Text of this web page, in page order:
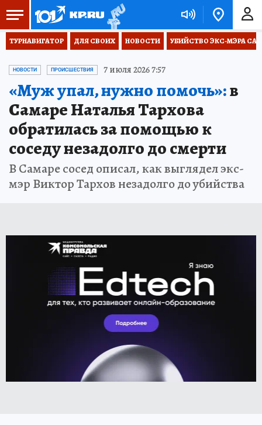
ТУРНАВИГАТОР ДЛЯ СВОИХ НОВОСТИ УБИЙСТВО ЭКС-МЭРА
НОВОСТИ ПРОИСШЕСТВИЯ 7 июля 2026 7:57
«Муж упал, нужно помочь»:в
Самаре Наталья Тархова
обратилась за помощью к
соседу незадолго до смерти
В Самаре сосед описал, как выглядел экс-
мэр Виктор Тархов незадолго до убийства